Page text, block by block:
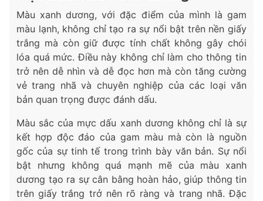
Màu xanh dương, với đặc điểm của mình là gam
màu lạnh, không chỉ tạo ra sự nổi bật trên nền giấy
trắng mà còn giữ được tính chất không gây chói
lóa quá mức. Điều này không chỉ làm cho thông tin
trở nên dễ nhìn và dễ đọc hơn mà còn tăng cường
vẻ trang nhã và chuyên nghiệp của các loại văn
bản quan trọng được đánh dấu.
Màu sắc của mực dấu xanh dương không chỉ là sự
kết hợp độc đáo của gam màu mà còn là nguồn
gốc của sự tinh tế trong trình bày văn bản. Sự nổi
bật nhưng không quá mạnh mẽ của màu xanh
dương tạo ra sự cân bằng hoàn hảo, giúp thông tin
trên giấy trắng trở nên rõ ràng và trang nhã. Đặc